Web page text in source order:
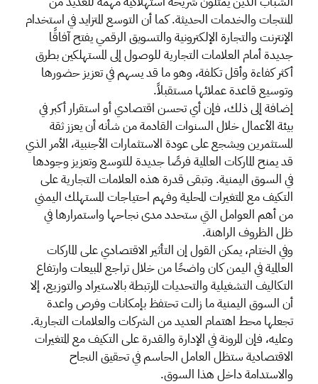
المنتجات والخدمات الحديثة. كما أن التوسع المتزايد في استخدام
الإنترنت والتجارة الإلكترونية والتسويق الرقمي يفتح آفاقًا
جديدة أمام العلامات التجارية للوصول إلى المستهلكين بطرق
أكثر كفاءة وأقل تكلفة، وهو ما قد يسهم في تعزيز حضورها
وتوسيع قاعدة عملائها مستقبلاً.
إضافة إلى ذلك، فإن أي تحسن اقتصادي أو استقرار أكبر في
بيئة الأعمال خلال السنوات القادمة من شأنه أن يعزز ثقة
المستثمرين ويشجع على عودة الاستثمارات الأجنبية، الأمر الذي
قد يمنح الماركات العالمية فرصًا جديدة للتوسع وتعزيز وجودها
في السوق اليمنية. وتبقى قدرة هذه العلامات التجارية على
التكيف مع المتغيرات المحلية وفهم احتياجات المستهلك اليمني
من أهم العوامل التي ستحدد مدى نجاحها واستمرارها في
ظل الظروف الراهنة.
وفي الختام، يمكن القول إن التأثير الاقتصادي على الماركات
العالمية في اليمن كان واضحًا من خلال تراجع المبيعات وارتفاع
التكاليف التشغيلية والتحديات المرتبطة بالاستيراد والتوزيع، إلا
أن السوق اليمنية ما زالت تحتفظ بإمكانات وفرص واعدة
تجعلها محط اهتمام العديد من الشركات والعلامات التجارية.
وعليه، فإن المرونة في الإدارة والقدرة على التكيف مع المتغيرات
الاقتصادية ستظل العامل الحاسم في تحقيق النجاح
والاستدامة داخل هذا السوق.